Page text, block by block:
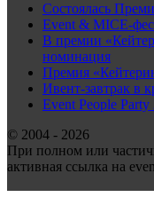
Состоялась
Event & MICE-
В премии
номинация
Премия
Ивент-завтрак в
Event People Party
© 2004 - 2026
При полном или
активная ссылка на